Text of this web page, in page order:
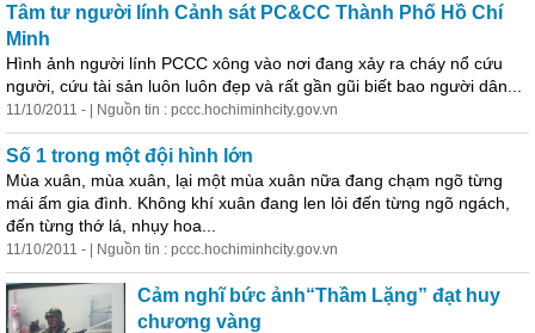
Tâm tư người lính Cảnh sát PC&CC Thành Phố Hồ Chí
Minh
Hình ảnh người lính PCCC xông vào nơi đang xảy ra cháy nổ cứu
người, cứu tài sản luôn luôn đẹp và rất gần gũi biết bao người dân...
11/10/2011 - | Nguồn tin : pccc.hochiminhcity.gov.vn
Số 1 trong một đội hình lớn
Mùa xuân, mùa xuân, lại một mùa xuân nữa đang chạm ngõ từng
mái ấm gia đình. Không khí xuân đang len lỏi đến từng ngõ ngách,
đến từng thớ lá, nhụy hoa...
11/10/2011 - | Nguồn tin : pccc.hochiminhcity.gov.vn
Cảm nghĩ bức ảnh“Thầm Lặng” đạt huy
chương vàng